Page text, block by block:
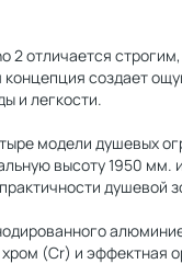
2 отличается
создает
и легкости.
модели душевых
высоту 1950 мм.
душевой
(Cr) и эффектная